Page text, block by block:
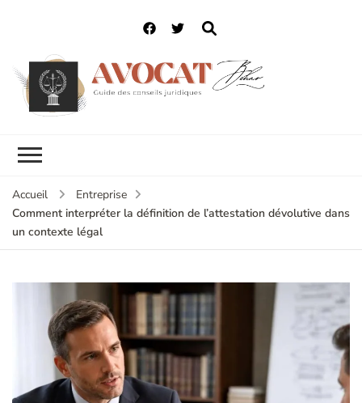
Accueil
Entreprise
Comment interpréter la définition de l’attestation dévolutive dans
un contexte légal